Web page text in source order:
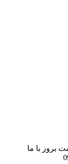
بروز با ما